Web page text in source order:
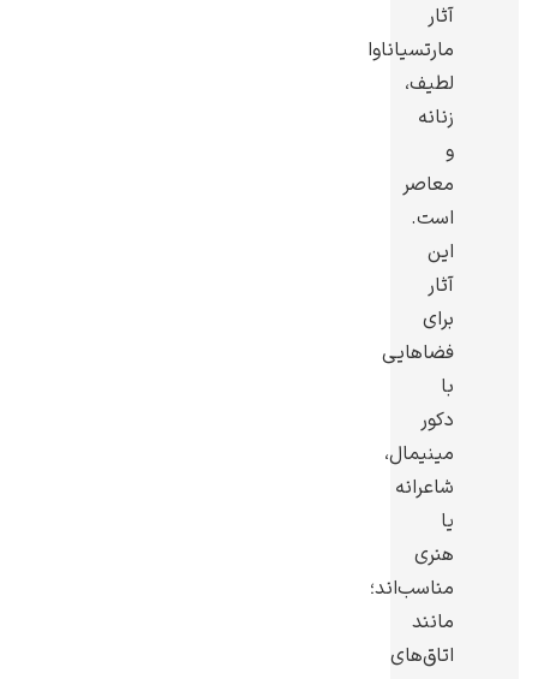
آثار
مارتسیاناوا
لطیف،
زنانه
و
معاصر
است.
این
آثار
برای
فضاهایی
با
دکور
مینیمال،
شاعرانه
یا
هنری
مناسب‌اند؛
مانند
اتاق‌های